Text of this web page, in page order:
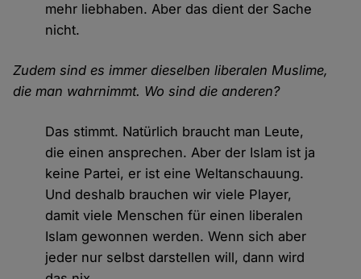
mehr liebhaben. Aber das dient der Sache
nicht.
Zudem sind es immer dieselben liberalen Muslime,
die man wahrnimmt. Wo sind die anderen?
Das stimmt. Natürlich braucht man Leute,
die einen ansprechen. Aber der Islam ist ja
keine Partei, er ist eine Weltanschauung.
Und deshalb brauchen wir viele Player,
damit viele Menschen für einen liberalen
Islam gewonnen werden. Wenn sich aber
jeder nur selbst darstellen will, dann wird